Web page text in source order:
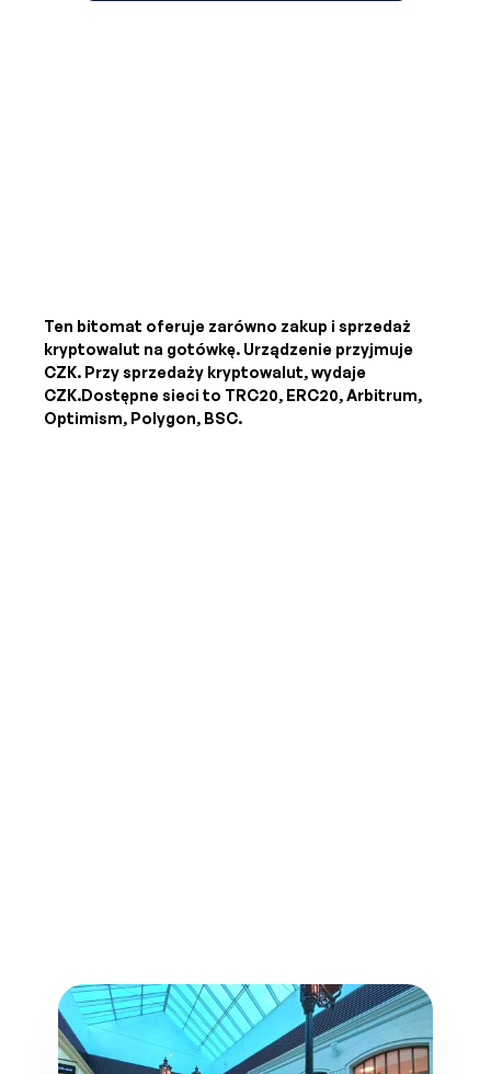
Ten bitomat oferuje zarówno zakup i sprzedaż
kryptowalut na gotówkę. Urządzenie przyjmuje
CZK. Przy sprzedaży kryptowalut, wydaje
CZK.Dostępne sieci to TRC20, ERC20, Arbitrum,
Optimism, Polygon, BSC.